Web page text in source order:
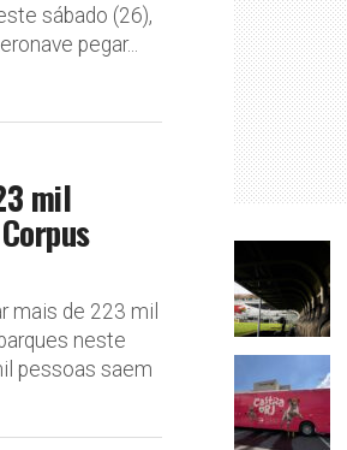
sábado (26),
pegar...
mil
mais de 223 mil
neste
pessoas saem